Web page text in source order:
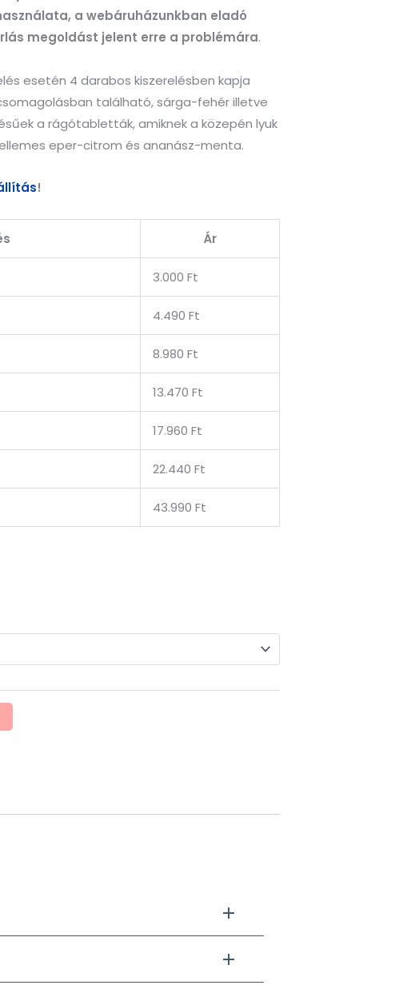
a webáruházunkban eladó
megoldást jelent erre a problémára.
esetén 4 darabos kiszerelésben kapja
található, sárga-fehér illetve
a rágótabletták, amiknek a közepén lyuk
eper-citrom és ananász-menta.
!
Ár
3.000 Ft
4.490 Ft
8.980 Ft
13.470 Ft
17.960 Ft
22.440 Ft
43.990 Ft